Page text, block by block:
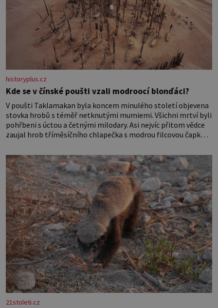
historyplus.cz
Kde se v čínské poušti vzali modroocí blonďáci?
V poušti Taklamakan byla koncem minulého století objevena
stovka hrobů s téměř netknutými mumiemi. Všichni mrtví byli
pohřbeni s úctou a četnými milodary. Asi nejvíc přitom vědce
zaujal hrob tříměsíčního chlapečka s modrou filcovou čapkou,
nesmírně dobře zachovalá, přičítají odborníci zdejším
klimatickým podmínkám. Sucho, prosolené písky a extrémně
21stoleti.cz